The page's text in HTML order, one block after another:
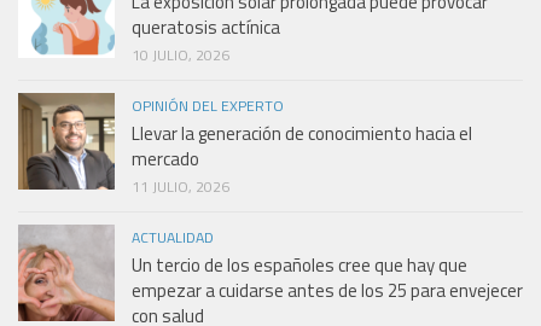
queratosis actínica
10 JULIO, 2026
OPINIÓN DEL EXPERTO
Llevar la generación de conocimiento hacia el
mercado
11 JULIO, 2026
ACTUALIDAD
Un tercio de los españoles cree que hay que
empezar a cuidarse antes de los 25 para envejecer
con salud